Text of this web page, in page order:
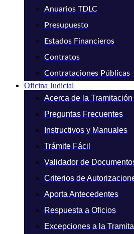
Anuarios TDLC
Presupuesto
Estados Financieros
Contratos
Contrataciones Públicas
Oficina Judicial
Acerca de la Tramitación
Preguntas Frecuentes
Instructivos y Manuales
Trámite Fácil
Validador de
Criterios de
Aporta Antecedentes
Respuesta a Oficios
Excepciones a la